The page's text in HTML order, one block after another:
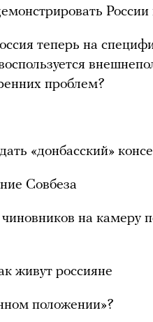
теперь на
проблем?
«донбасский»
Совбеза
на камеру
живут россияне
положении»?